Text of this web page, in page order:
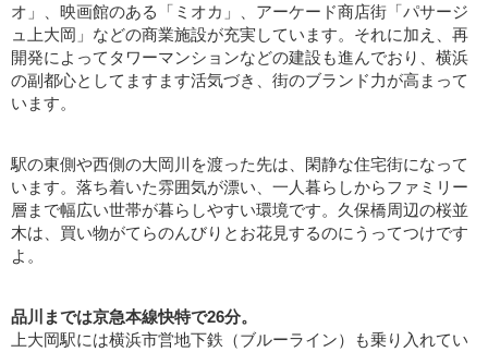
オ」、映画館のある「ミオカ」、アーケード商店街「パサージ
ュ上大岡」などの商業施設が充実しています。それに加え、再
開発によってタワーマンションなどの建設も進んでおり、横浜
の副都心としてますます活気づき、街のブランド力が高まって
います。
駅の東側や西側の大岡川を渡った先は、閑静な住宅街になって
います。落ち着いた雰囲気が漂い、一人暮らしからファミリー
層まで幅広い世帯が暮らしやすい環境です。久保橋周辺の桜並
木は、買い物がてらのんびりとお花見するのにうってつけです
よ。
品川までは京急本線快特で26分。
上大岡駅には横浜市営地下鉄（ブルーライン）も乗り入れてい